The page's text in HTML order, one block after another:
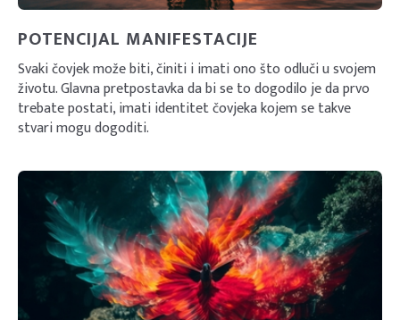
POTENCIJAL MANIFESTACIJE
Svaki čovjek može biti, činiti i imati ono što odluči u svojem
životu. Glavna pretpostavka da bi se to dogodilo je da prvo
trebate postati, imati identitet čovjeka kojem se takve
stvari mogu dogoditi.